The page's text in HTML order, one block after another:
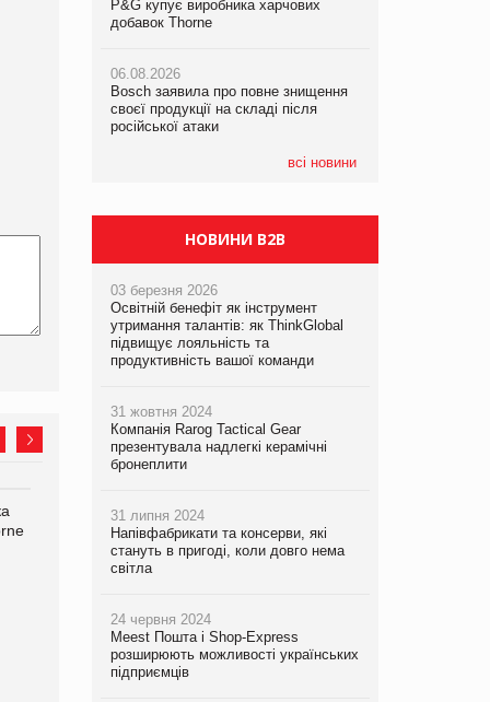
Bosch заявила про повне
знищення своєї продукції
на складі після російської
атаки
хвостатих: у VARUS
з’явилися паучі Varto Paw
P&G купує виробника харчових
добавок Thorne
06.08.2026
Bosch заявила про повне знищення
своєї продукції на складі після
російської атаки
всі новини
P&G купує виробника харчових
добавок Thorne
06.08.2026
Bosch заявила про повне знищення
своєї продукції на складі після
російської атаки
P&G купує виробника харчових
добавок Thorne
06.08.2026
Bosch заявила про повне знищення
своєї продукції на складі після
російської атаки
НОВИНИ B2B
03 березня 2026
Освітній бенефіт як інструмент
утримання талантів: як ThinkGlobal
підвищує лояльність та
продуктивність вашої команди
31 жовтня 2024
Компанія Rarog Tactical Gear
презентувала надлегкі керамічні
бронеплити
31 липня 2024
Напівфабрикати та консерви, які
стануть в пригоді, коли довго нема
світла
24 червня 2024
Meest Пошта і Shop-Express
розширюють можливості українських
підприємців